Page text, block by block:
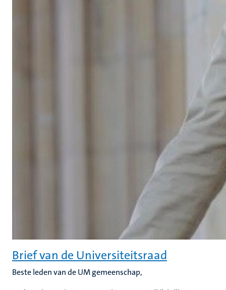
Brief van de Universiteitsraad
Beste leden van de UM gemeenschap,